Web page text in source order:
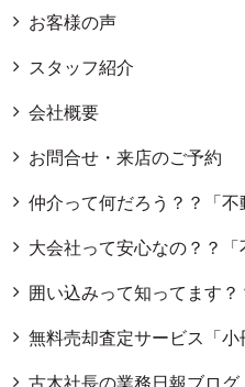
お客様の声
スタッフ紹介
会社概要
お問合せ・来店のご予約
仲介って何だろう？？「不
大会社って安心なの？？「
囲い込みって知ってます？
無料売却査定サービス「小
古木社長の業務日報ブログ